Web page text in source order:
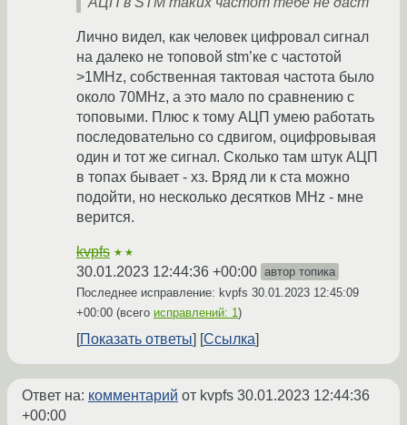
Лично видел, как человек цифровал сигнал
на далеко не топовой stm’ке c частотой
>1MHz, собственная тактовая частота было
около 70MHz, а это мало по сравнению с
топовыми. Плюс к тому АЦП умею работать
последовательно со сдвигом, оцифровывая
один и тот же сигнал. Сколько там штук АЦП
в топах бывает - хз. Вряд ли к ста можно
подойти, но несколько десятков MHz - мне
верится.
kvpfs ★★
30.01.2023 12:44:36 +00:00 автор топика
Последнее исправление: kvpfs 30.01.2023 12:45:09
+00:00 (всего исправлений: 1)
Показать ответы Ссылка
Ответ на: комментарий от kvpfs 30.01.2023 12:44:36
+00:00